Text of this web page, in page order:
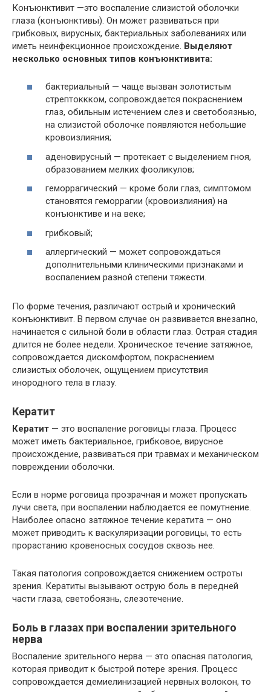
Конъюнктивит —это воспаление слизистой оболочки
глаза (конъюнктивы). Он может развиваться при
грибковых, вирусных, бактериальных заболеваниях или
иметь неинфекционное происхождение. Выделяют
несколько основных типов конъюнктивита:
бактериальный — чаще вызван золотистым
стрептоккком, сопровождается покраснением
глаз, обильным истечением слез и светобоязнью,
на слизистой оболочке появляются небольшие
кровоизлияния;
аденовирусный — протекает с выделением гноя,
образованием мелких фооликулов;
геморрагический — кроме боли глаз, симптомом
становятся геморрагии (кровоизлияния) на
конъюнктиве и на веке;
грибковый;
аллергический — может сопровождаться
дополнительными клиническими признаками и
воспалением разной степени тяжести.
По форме течения, различают острый и хронический
конъюнктивит. В первом случае он развивается внезапно,
начинается с сильной боли в области глаз. Острая стадия
длится не более недели. Хроническое течение затяжное,
сопровождается дискомфортом, покраснением
слизистых оболочек, ощущением присутствия
инородного тела в глазу.
Кератит
Кератит — это воспаление роговицы глаза. Процесс
может иметь бактериальное, грибковое, вирусное
происхождение, развиваться при травмах и механическом
повреждении оболочки.
Если в норме роговица прозрачная и может пропускать
лучи света, при воспалении наблюдается ее помутнение.
Наиболее опасно затяжное течение кератита — оно
может приводить к васкуляризации роговицы, то есть
прорастанию кровеносных сосудов сквозь нее.
Такая патология сопровождается снижением остроты
зрения. Кератиты вызывают острую боль в передней
части глаза, светобоязнь, слезотечение.
Боль в глазах при воспалении зрительного
нерва
Воспаление зрительного нерва — это опасная патология,
которая приводит к быстрой потере зрения. Процесс
сопровождается демиелинизацией нервных волокон, то